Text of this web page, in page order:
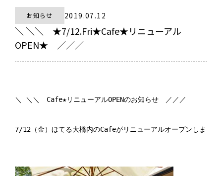
お知らせ 2019.07.12
＼ ＼＼ ★7/12.Fri★Cafe★リニューアル
OPEN★ ／／／
＼ ＼＼　Cafe★リニューアルOPENのお知らせ　／／／
7/12（金）ほてる大橋内のCafeがリニューアルオープンしました